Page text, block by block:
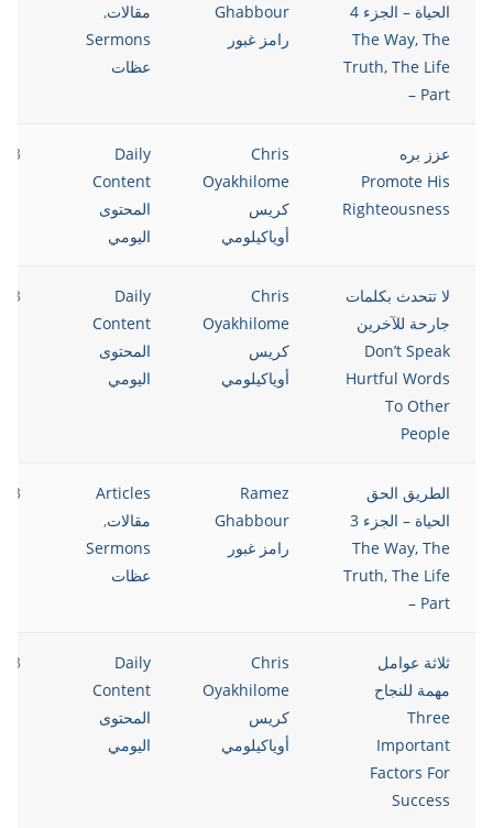
الحياة – الجزء 4
The Way, The
Truth, The Life
– Part
Ghabbour
رامز غبور
مقالات,
Sermons
عظات
عزز بره
Promote His
Righteousness
Chris
Oyakhilome
كريس
أوياكيلومي
Daily
Content
المحتوى
اليومي
لا تتحدث بكلمات
جارحة للآخرين
Don’t Speak
Hurtful Words
To Other
People
Chris
Oyakhilome
كريس
أوياكيلومي
Daily
Content
المحتوى
اليومي
الطريق الحق
الحياة – الجزء 3
The Way, The
Truth, The Life
– Part
Ramez
Ghabbour
رامز غبور
Articles
مقالات,
Sermons
عظات
ثلاثة عوامل
مهمة للنجاح
Three
Important
Factors For
Success
Chris
Oyakhilome
كريس
أوياكيلومي
Daily
Content
المحتوى
اليومي